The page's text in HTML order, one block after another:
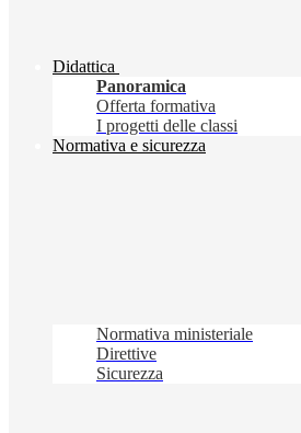
Didattica
Panoramica
Offerta formativa
I progetti delle classi
Normativa e sicurezza
Normativa ministeriale
Direttive
Sicurezza